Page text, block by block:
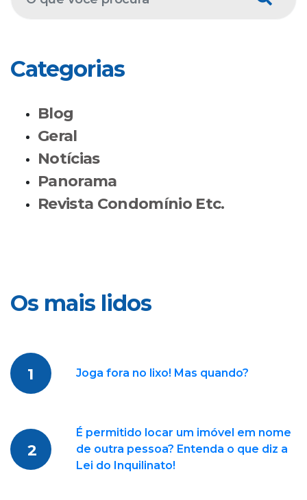
Categorias
Blog
Geral
Notícias
Panorama
Revista Condomínio Etc.
Os mais lidos
1 Joga fora no lixo! Mas quando?
2
É permitido locar um imóvel em nome
de outra pessoa? Entenda o que diz a
Lei do Inquilinato!